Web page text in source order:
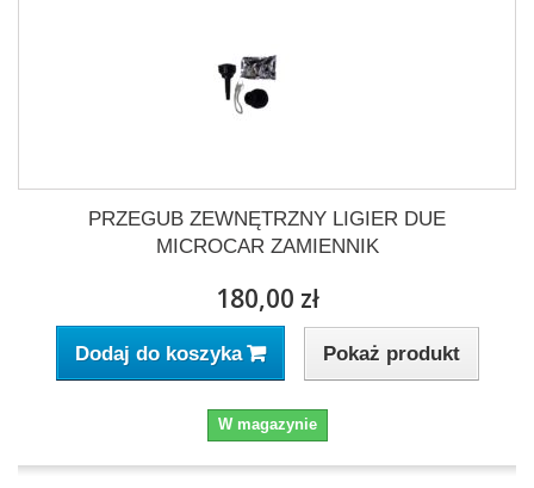
PRZEGUB ZEWNĘTRZNY LIGIER DUE
MICROCAR ZAMIENNIK
180,00 zł
Dodaj do koszyka Pokaż produkt
W magazynie